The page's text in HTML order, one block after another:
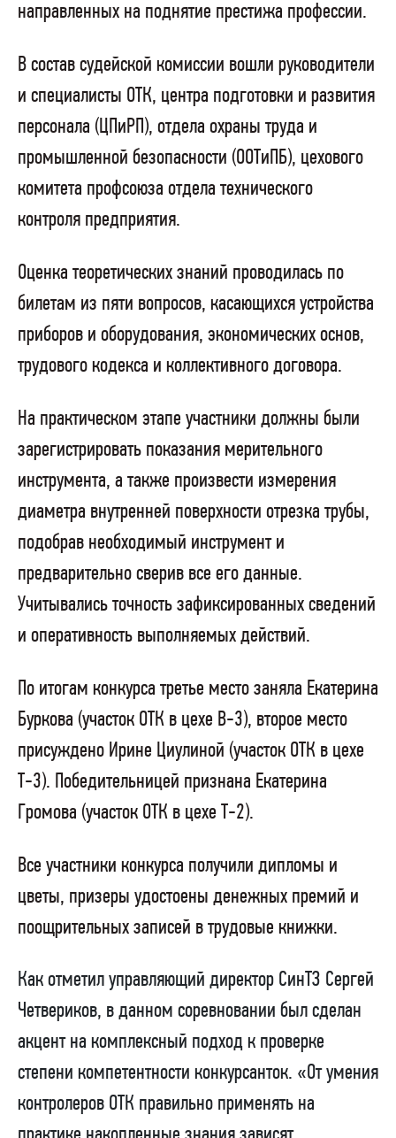
направленных на поднятие престижа профессии.
В состав судейской комиссии вошли руководители
и специалисты ОТК, центра подготовки и развития
персонала (ЦПиРП), отдела охраны труда и
промышленной безопасности (ООТиПБ), цехового
комитета профсоюза отдела технического
контроля предприятия.
Оценка теоретических знаний проводилась по
билетам из пяти вопросов, касающихся устройства
приборов и оборудования, экономических основ,
трудового кодекса и коллективного договора.
На практическом этапе участники должны были
зарегистрировать показания мерительного
инструмента, а также произвести измерения
диаметра внутренней поверхности отрезка трубы,
подобрав необходимый инструмент и
предварительно сверив все его данные.
Учитывались точность зафиксированных сведений
и оперативность выполняемых действий.
По итогам конкурса третье место заняла Екатерина
Буркова (участок ОТК в цехе В-3), второе место
присуждено Ирине Циулиной (участок ОТК в цехе
Т-3). Победительницей признана Екатерина
Громова (участок ОТК в цехе Т-2).
Все участники конкурса получили дипломы и
цветы, призеры удостоены денежных премий и
поощрительных записей в трудовые книжки.
Как отметил управляющий директор СинТЗ Сергей
Четвериков, в данном соревновании был сделан
акцент на комплексный подход к проверке
степени компетентности конкурсанток. «От умения
контролеров ОТК правильно применять на